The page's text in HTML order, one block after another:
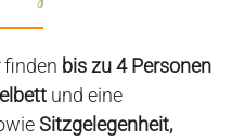
finden bis zu 4 Personen
und eine
Sitzgelegenheit,